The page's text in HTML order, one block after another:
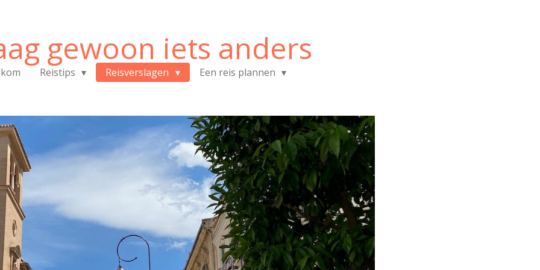
gewoon iets anders
Reistips Reisverslagen Een reis plannen